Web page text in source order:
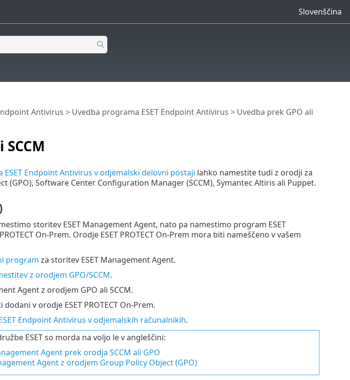
Slovenščina
Antivirus > Uvedba programa ESET Endpoint Antivirus > Uvedba prek GPO ali
Endpoint Antivirus v odjemalski delovni postaji lahko namestite tudi z orodji za
(GPO), Software Center Configuration Manager (SCCM), Symantec Altiris ali Puppet.
storitev ESET Management Agent, nato pa namestimo program ESET
On-Prem. Orodje ESET PROTECT On-Prem mora biti nameščeno v vašem
program za storitev ESET Management Agent.
z orodjem GPO/SCCM.
Agent z orodjem GPO ali SCCM.
v orodje ESET PROTECT On-Prem.
Endpoint Antivirus v odjemalskih računalnikih.
ESET so morda na voljo le v angleščini:
Agent prek orodja SCCM ali GPO
Agent z orodjem Group Policy Object (GPO)